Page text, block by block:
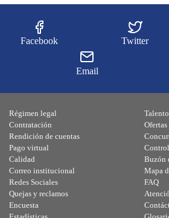
Facebook Twitter
Email
Régimen legal
Contratación
Rendición de cuentas
Pago virtual
Calidad
Buzón
Correo institucional
Redes Sociales
Quejas y reclamos
Encuesta
Mapa
FAQ